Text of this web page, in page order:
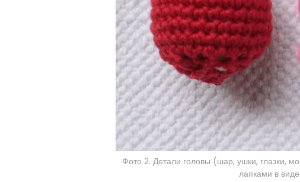
Фото 2. Детали головы (шар, ушки, глазки,
лапками в